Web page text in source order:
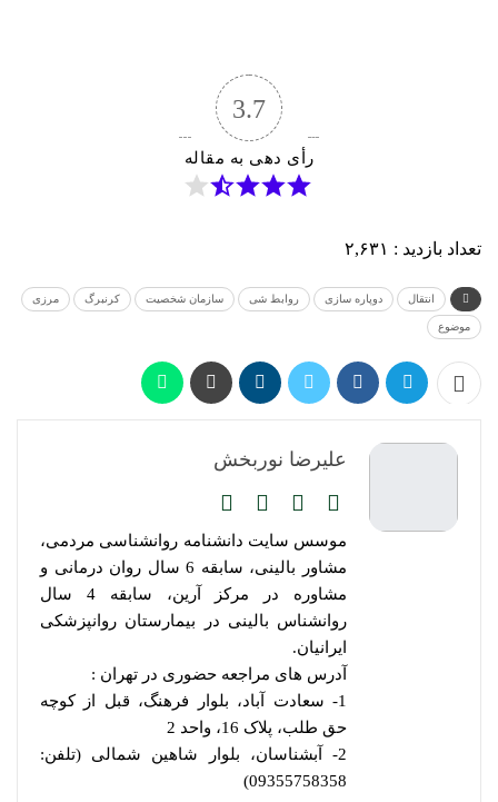
3.7
رأی دهی به مقاله
تعداد بازدید : ۲,۶۳۱
انتقال دوپاره سازی روابط شی سازمان شخصیت کرنبرگ مرزی
موضوع
علیرضا نوربخش
موسس سایت دانشنامه روانشناسی مردمی،
مشاور بالینی، سابقه 6 سال روان درمانی و
مشاوره در مرکز آرین، سابقه 4 سال
روانشناس بالینی در بیمارستان روانپزشکی
ایرانیان.
آدرس های مراجعه حضوری در تهران :
1- سعادت آباد، بلوار فرهنگ، قبل از کوچه
حق طلب، پلاک 16، واحد 2
2- آبشناسان، بلوار شاهین شمالی (تلفن:
09355758358)